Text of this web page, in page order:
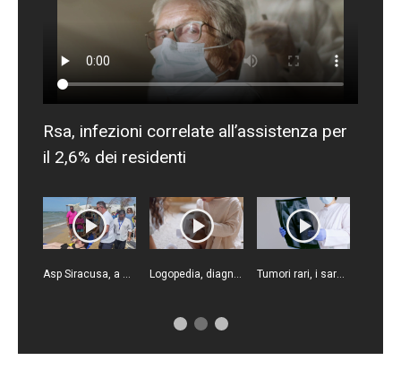
Rsa, infezioni correlate all’assistenza per
il 2,6% dei residenti
Asp Siracusa, a Pachino una spiaggia inclusiva e senza barriere architettoniche Logopedia, diagnosi precoce e riabilitazione per i disturbi comunicativi Tumori rari, i sarcomi richiedono diagnosi tempestive e alta specializzazione